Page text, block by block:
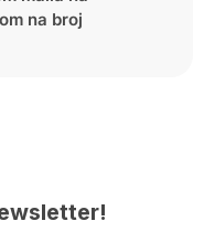
na broj